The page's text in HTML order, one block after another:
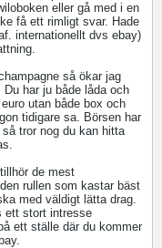
eller gå med i en
få ett rimligt svar. Hade
internationellt dvs ebay)
så ökar jag
har ju både låda och
utan både box och
tidigare sa. Börsen har
tror nog du kan hitta
de mest
rullen som kastar bäst
med väldigt lätta drag.
ett stort intresse
ett ställe där du kommer